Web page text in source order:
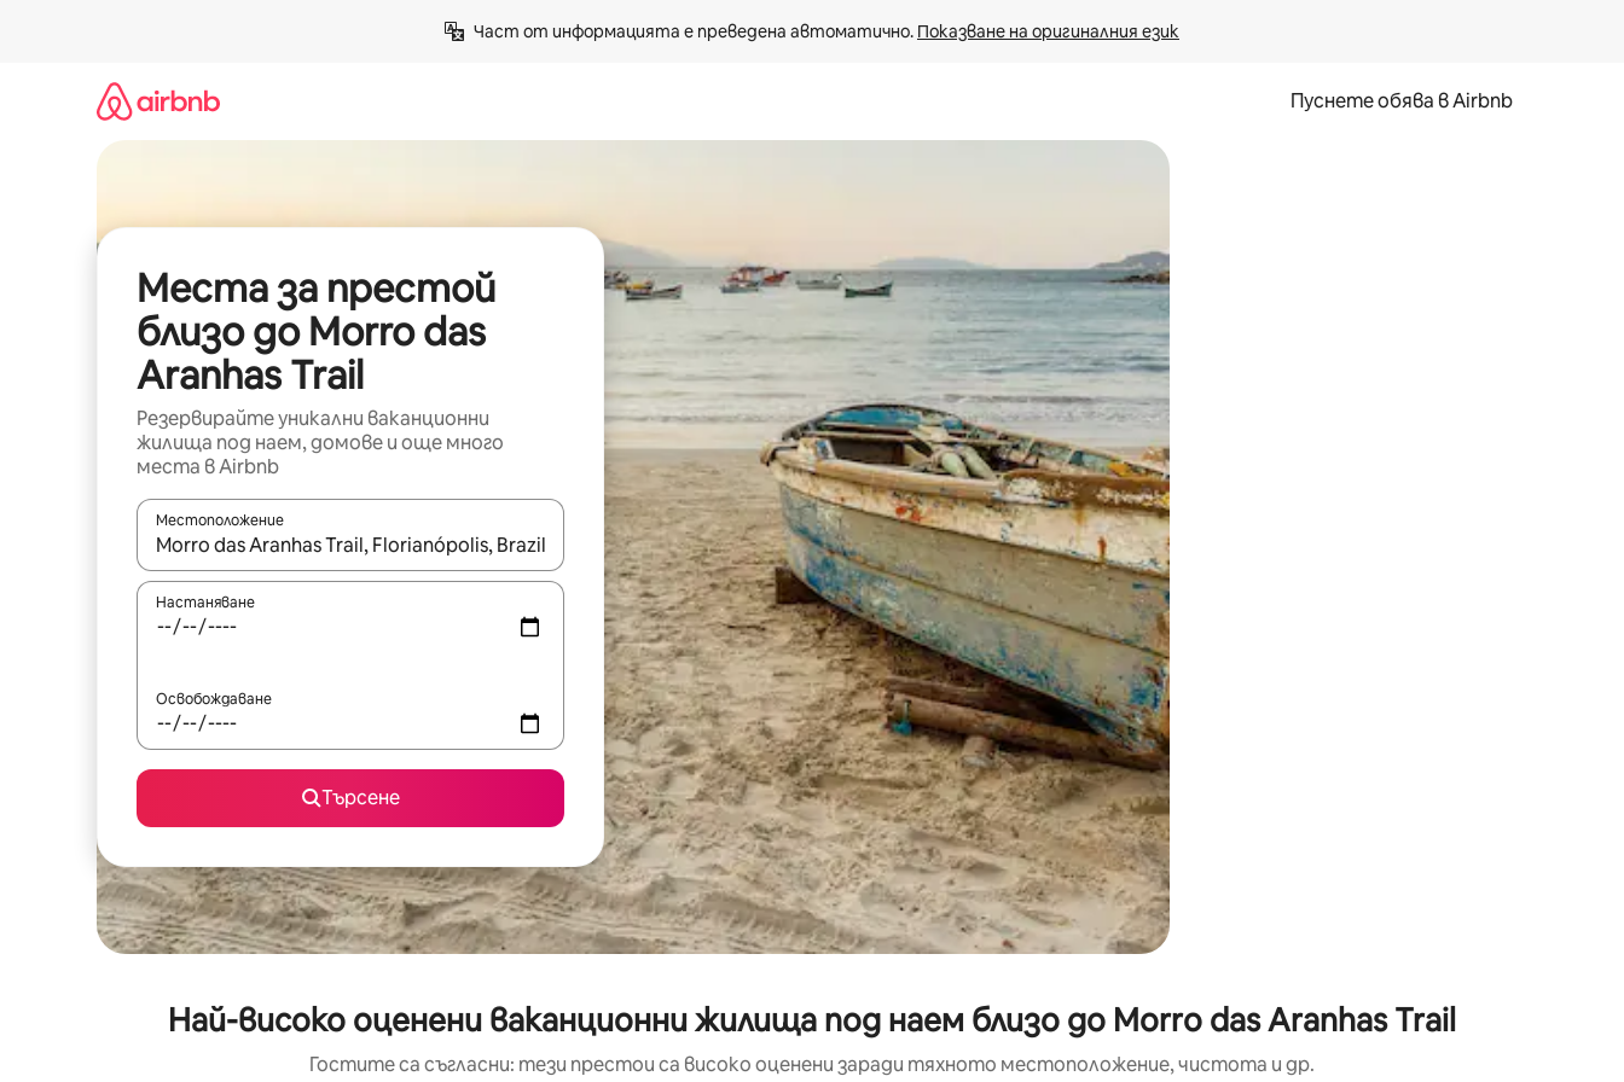
Част от информацията е преведена автоматично. Показване на оригиналния език
Пуснете обява в Airbnb
Места за престой
близо до Morro das
Aranhas Trail
Резервирайте уникални ваканционни
жилища под наем, домове и още много
места в Airbnb
Местоположение
Когато резултатите се покажат, използвайте клавишите със стрелки нагоре и надолу или навигирайте с докосване или плъзгане.
Настаняване
Освобождаване
Търсене
Най-високо оценени ваканционни жилища под наем близо до Morro das Aranhas Trail
Гостите са съгласни: тези престои са високо оценени заради тяхното местоположение, чистота и др.